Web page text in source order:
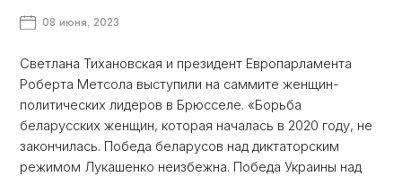
08 июня, 2023
Светлана Тихановская и президент Европарламента
Роберта Метсола выступили на саммите женщин-
политических лидеров в Брюсселе. «Борьба
беларусских женщин, которая началась в 2020 году, не
закончилась. Победа беларусов над диктаторским
режимом Лукашенко неизбежна. Победа Украины над